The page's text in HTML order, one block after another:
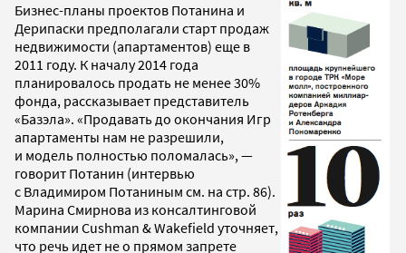
Бизнес-планы проектов Потанина и
Дерипаски предполагали старт продаж
недвижимости (апартаментов) еще в
2011 году. К началу 2014 года
планировалось продать не менее 30%
фонда, рассказывает представитель
«Базэла». «Продавать до окончания Игр
апартаменты нам не разрешили,
и модель полностью поломалась», —
говорит Потанин (интервью
с Владимиром Потаниным см. на стр. 86).
Марина Смирнова из консалтинговой
компании Cushman & Wakefield уточняет,
что речь идет не о прямом запрете